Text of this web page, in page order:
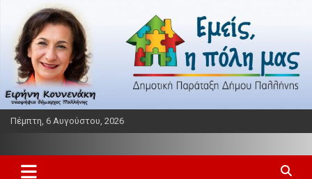
content
Πέμπτη, 6 Αυγούστου, 2026
Εμείς η πόλη μας